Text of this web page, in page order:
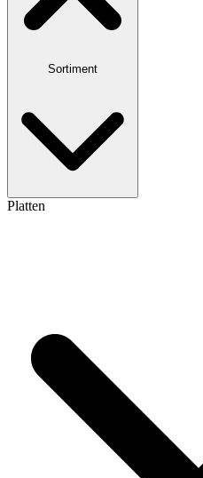
Sortiment
Platten